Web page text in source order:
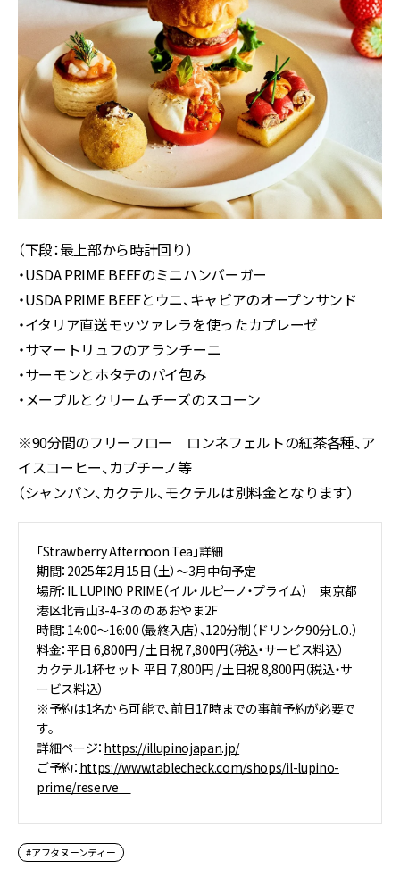
（下段：最上部から時計回り）
・USDA PRIME BEEFのミニハンバーガー
・USDA PRIME BEEFとウニ、キャビアのオープンサンド
・イタリア直送モッツァレラを使ったカプレーゼ
・サマートリュフのアランチーニ
・サーモンとホタテのパイ包み
・メープルとクリームチーズのスコーン
※90分間のフリーフロー ロンネフェルトの紅茶各種、ア
イスコーヒー、カプチーノ等
（シャンパン、カクテル、モクテルは別料⾦となります）
「Strawberry Afternoon Tea」詳細
期間：2025年2月15日（土）〜3月中旬予定
場所：IL LUPINO PRIME（イル・ルピーノ・プライム） 東京都
港区北青山3-4-3 ののあおやま2F
時間：14:00〜16:00（最終入店）、120分制（ドリンク90分L.O.）
料金：平日 6,800円 / 土日祝 7,800円（税込・サービス料込）
カクテル1杯セット 平日 7,800円 / 土日祝 8,800円（税込・サ
ービス料込）
※予約は1名から可能で、前日17時までの事前予約が必要で
す。
詳細ページ： https://illupinojapan.jp/
ご予約： https://www.tablecheck.com/shops/il-lupino-
prime/reserve
#アフタヌーンティー